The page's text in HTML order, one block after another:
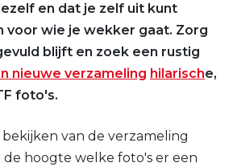
en dat je zelf uit kunt
voor wie je wekker gaat. Zorg
blijft en zoek een rustig
nieuwe verzameling hilarische,
foto's.
van de verzameling
hoogte welke foto's er een